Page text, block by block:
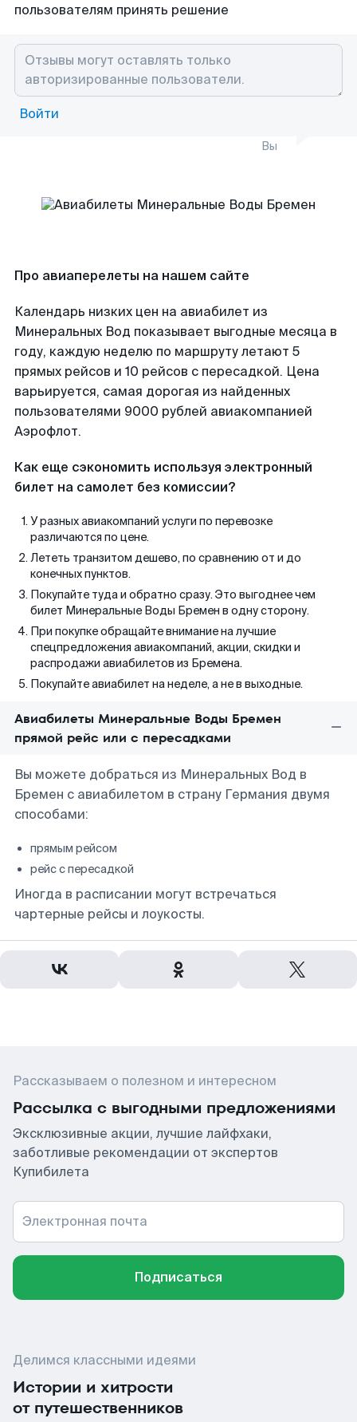
пользователям принять решение
Войти
Вы
Про авиаперелеты на нашем сайте
Календарь низких цен на авиабилет из
Минеральных Вод показывает выгодные месяца в
году, каждую неделю по маршруту летают 5
прямых рейсов и 10 рейсов с пересадкой. Цена
варьируется, самая дорогая из найденных
пользователями 9000 рублей авиакомпанией
Аэрофлот.
Как еще сэкономить используя электронный
билет на самолет без комиссии?
У разных авиакомпаний услуги по перевозке
различаются по цене.
Лететь транзитом дешево, по сравнению от и до
конечных пунктов.
Покупайте туда и обратно сразу. Это выгоднее чем
билет Минеральные Воды Бремен в одну сторону.
При покупке обращайте внимание на лучшие
спецпредложения авиакомпаний, акции, скидки и
распродажи авиабилетов из Бремена.
Покупайте авиабилет на неделе, а не в выходные.
Авиабилеты Минеральные Воды Бремен
прямой рейс или с пересадками
Вы можете добраться из Минеральных Вод в
Бремен с авиабилетом в страну Германия двумя
способами:
прямым рейсом
рейс с пересадкой
Иногда в расписании могут встречаться
чартерные рейсы и лоукосты.
Рассказываем о полезном и интересном
Рассылка с выгодными предложениями
Эксклюзивные акции, лучшие лайфхаки,
заботливые рекомендации от экспертов
Купибилета
Электронная почта
Подписаться
Делимся классными идеями
Истории и хитрости
от путешественников